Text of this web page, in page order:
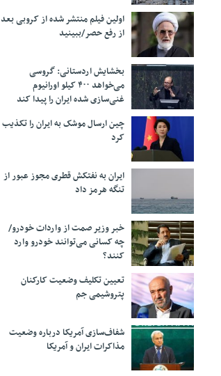
اولین فیلم منتشر شده از کروبی بعد
از رفع حصر/ببینید
بخشایش اردستانی: گروسی
می‌خواهد ۴۰۰ کیلو اورانیوم
غنی‌سازی شده ایران را پیدا کند
چین ارسال موشک به ایران را تکذیب
کرد
ایران به نفتکش قطری مجوز عبور از
تنگه هرمز داد
خبر وزیر صمت از واردات خودرو/
چه کسانی می‌توانند خودرو وارد
کنند؟
تعیین تکلیف وضعیت کارکنان
پتروشیمی جم
شفاف‌سازی آمریکا درباره وضعیت
مذاکرات ایران و آمریکا